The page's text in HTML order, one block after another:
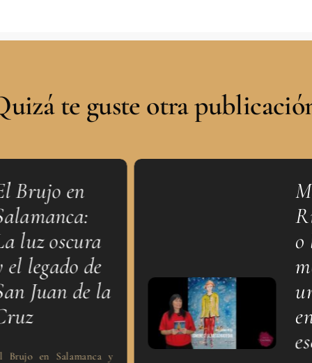
te guste otra
en
luz oscura
legado de
Juan de la
en Salamanca y
o la
un